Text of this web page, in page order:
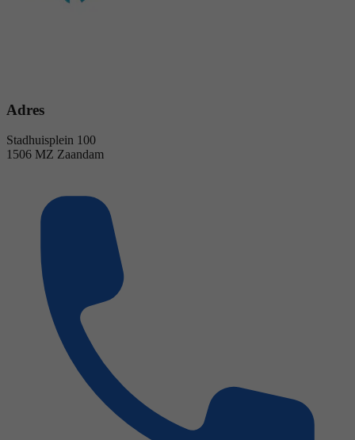
Adres
Stadhuisplein 100
1506 MZ Zaandam